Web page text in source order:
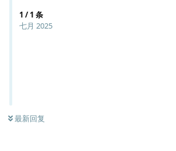
1 /1 条
七月 2025
最新回复